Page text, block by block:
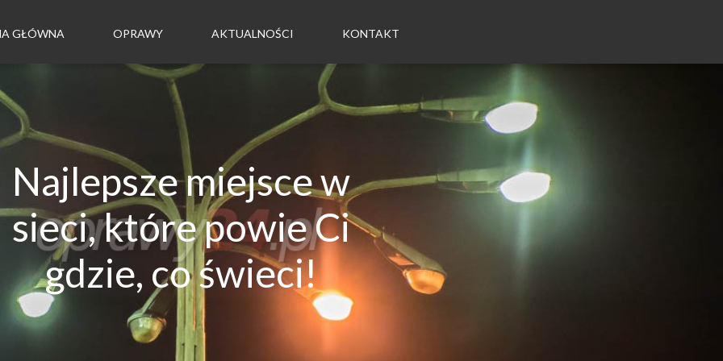
GŁÓWNA OPRAWY AKTUALNOŚCI KONTAKT
Najlepsze miejsce w
sieci, które powie Ci
gdzie, co świeci!